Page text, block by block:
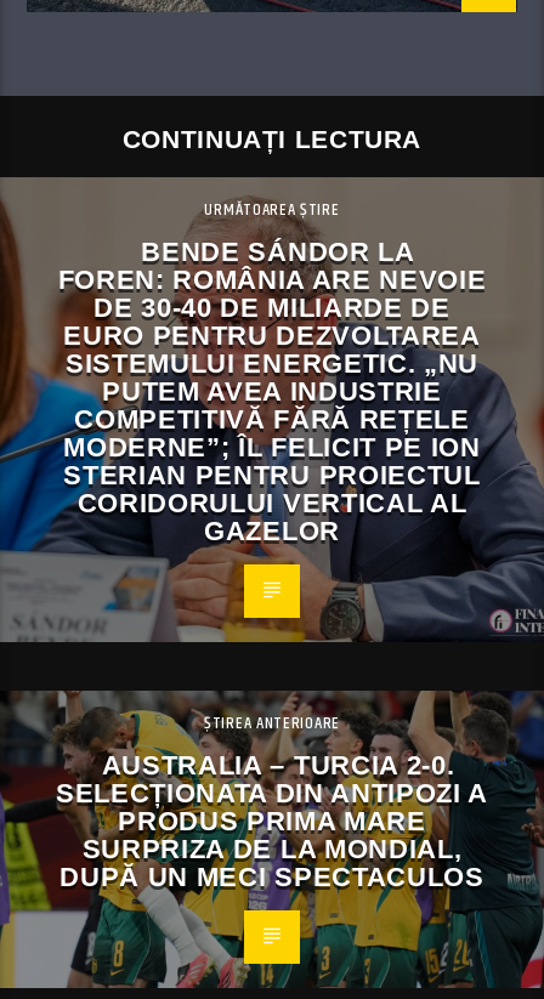
CONTINUAȚI LECTURA
URMĂTOAREA ȘTIRE
BENDE SÁNDOR LA
FOREN: ROMÂNIA ARE NEVOIE
DE 30-40 DE MILIARDE DE
EURO PENTRU DEZVOLTAREA
SISTEMULUI ENERGETIC. „NU
PUTEM AVEA INDUSTRIE
COMPETITIVĂ FĂRĂ REȚELE
MODERNE”; ÎL FELICIT PE ION
STERIAN PENTRU PROIECTUL
CORIDORULUI VERTICAL AL
GAZELOR
ȘTIREA ANTERIOARE
AUSTRALIA – TURCIA 2-0.
SELECȚIONATA DIN ANTIPOZI A
PRODUS PRIMA MARE
SURPRIZA DE LA MONDIAL,
DUPĂ UN MECI SPECTACULOS